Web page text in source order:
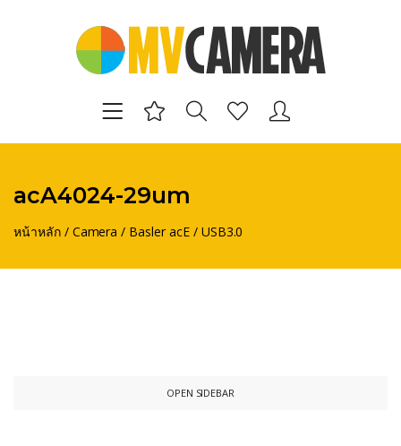
acA4024-29um
หน้าหลัก/ Camera / Basler acE/ USB3.0
OPEN SIDEBAR